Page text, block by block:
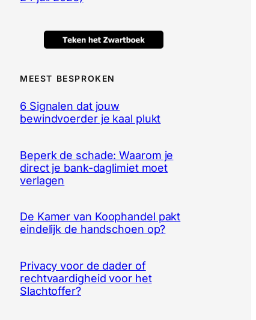
MEEST BESPROKEN
6 Signalen dat jouw
bewindvoerder je kaal plukt
Beperk de schade: Waarom je
direct je bank-daglimiet moet
verlagen
De Kamer van Koophandel pakt
eindelijk de handschoen op?
Privacy voor de dader of
rechtvaardigheid voor het
Slachtoffer?